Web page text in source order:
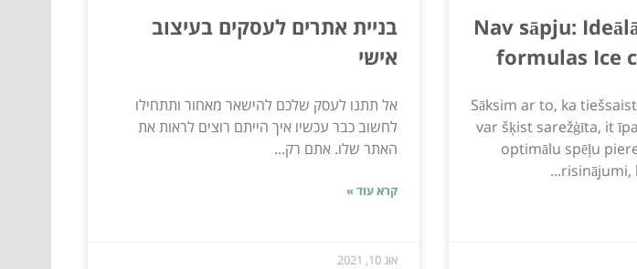
Nav sāpju:
formulas Ice
Sāksim ar to, ka
var šķist sarežģīta, it
optimālu spēļu
risinājumi,
בניית אתרים לעסקים בעיצוב
אישי
אל תתנו לעסק שלכם להישאר מאחור ותתחילו
לחשוב כבר עכשיו איך הייתם רוצים לראות את
האתר שלו. אתם רק...
קרא עוד »
אוג 10, 2021